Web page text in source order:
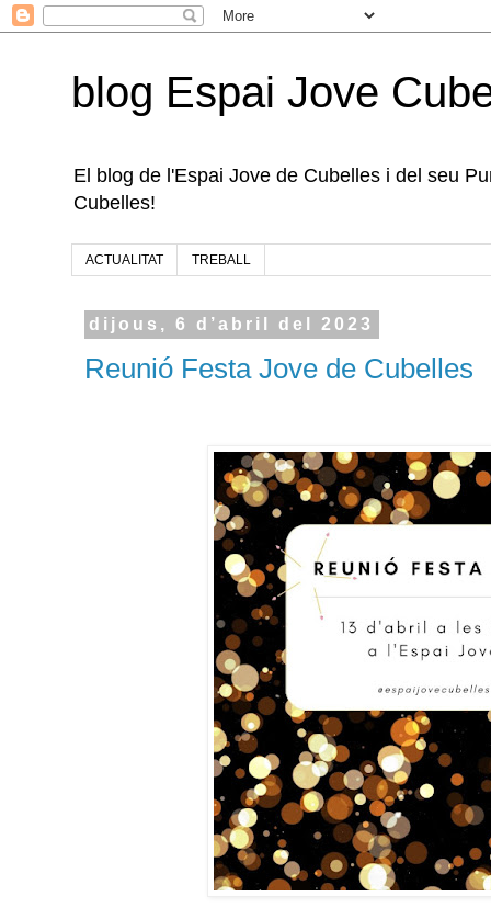
blog Espai Jove
El blog de l'Espai Jove de Cubelles i del seu
Cubelles!
ACTUALITAT TREBALL
dijous, 6 d’abril del 2023
Reunió Festa Jove de Cubelles